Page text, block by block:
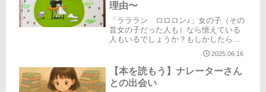
理由〜
「ラララン ロロロン♪」女の子（その
昔女の子だった人も）なら憶えている
人もいるでしょうか？もしかしたら男
の子も？これを見ればきっと見たこと
あるって思うかも。娘たちが大事して
いる思い出の絵本カテゴリーのタイト
ル【いーちゃのONE PIECE】...
2025.06.16
【本を読もう】ナレーターさん
との出会い